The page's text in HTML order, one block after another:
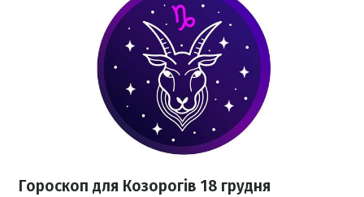
Гороскоп для Козорогів 18 грудня